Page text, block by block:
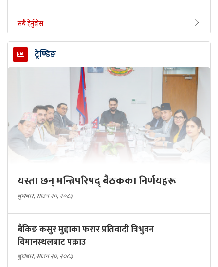
सबै हेर्नुहोस
ट्रेण्डिङ
यस्ता छन् मन्त्रिपरिषद् बैठकका निर्णयहरू
बुधबार, साउन २०, २०८३
बैंकिङ कसुर मुद्दाका फरार प्रतिवादी त्रिभुवन
विमानस्थलबाट पक्राउ
बुधबार, साउन २०, २०८३